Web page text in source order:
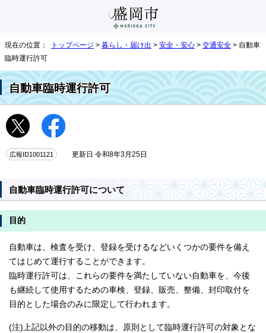
現在の位置： トップページ > 暮らし・届け出 > 安全・安心 > 交通安全 > 自動車
臨時運行許可
自動車臨時運行許可
広報ID1001121 更新日 令和8年3月25日
自動車臨時運行許可について
目的
自動車は、検査を受け、登録を受けるなどいくつかの要件を備え
てはじめて運行することができます。
臨時運行許可は、これらの要件を満たしていない自動車を、今後
も継続して使用するための車検、登録、販売、整備、封印取付を
目的とした場合のみに限定して行われます。
(注)上記以外の目的の移動は、原則として臨時運行許可の対象とな